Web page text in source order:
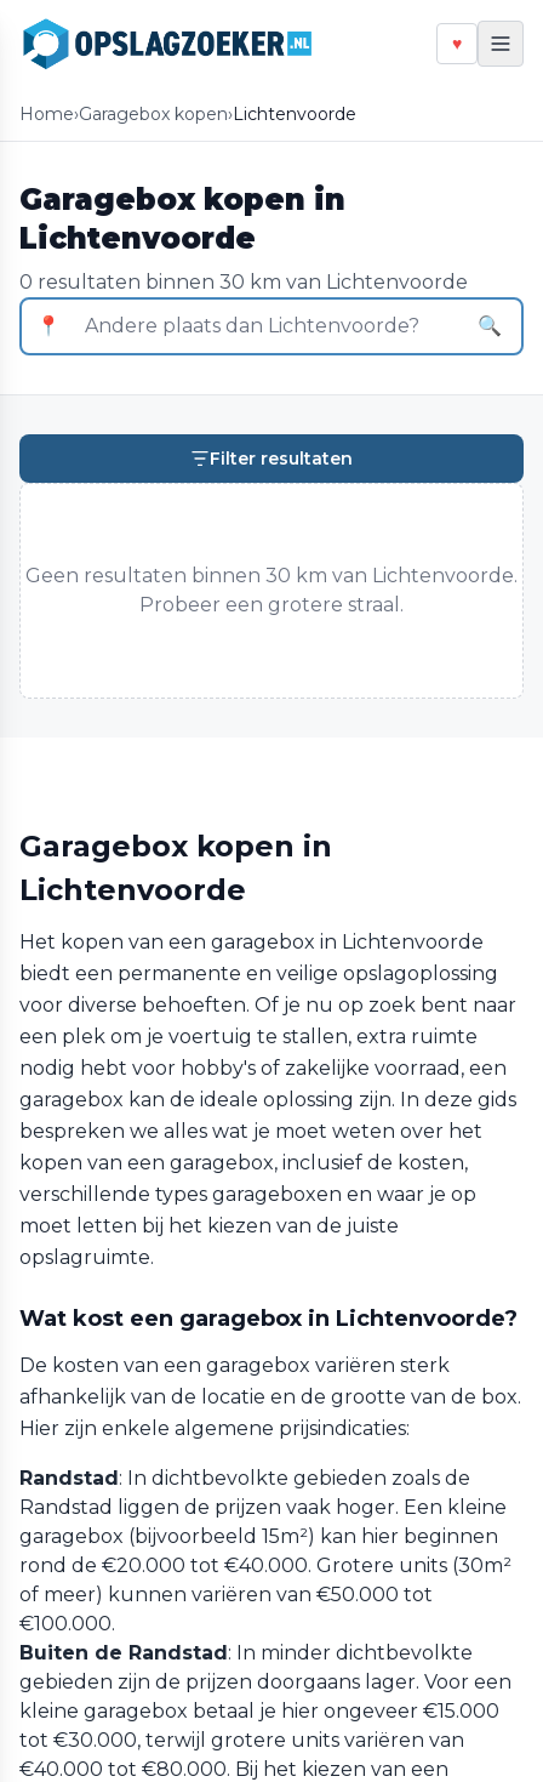
♥
Home›Garagebox kopen›Lichtenvoorde
Garagebox kopen in
Lichtenvoorde
0 resultaten binnen 30 km van Lichtenvoorde
📍
🔍
Filter resultaten
Geen resultaten binnen 30 km van Lichtenvoorde.
Probeer een grotere straal.
Garagebox kopen in
Lichtenvoorde
Het kopen van een garagebox in Lichtenvoorde
biedt een permanente en veilige opslagoplossing
voor diverse behoeften. Of je nu op zoek bent naar
een plek om je voertuig te stallen, extra ruimte
nodig hebt voor hobby's of zakelijke voorraad, een
garagebox kan de ideale oplossing zijn. In deze gids
bespreken we alles wat je moet weten over het
kopen van een garagebox, inclusief de kosten,
verschillende types garageboxen en waar je op
moet letten bij het kiezen van de juiste
opslagruimte.
Wat kost een garagebox in Lichtenvoorde?
De kosten van een garagebox variëren sterk
afhankelijk van de locatie en de grootte van de box.
Hier zijn enkele algemene prijsindicaties:
Randstad: In dichtbevolkte gebieden zoals de
Randstad liggen de prijzen vaak hoger. Een kleine
garagebox (bijvoorbeeld 15m²) kan hier beginnen
rond de €20.000 tot €40.000. Grotere units (30m²
of meer) kunnen variëren van €50.000 tot
€100.000.
Buiten de Randstad: In minder dichtbevolkte
gebieden zijn de prijzen doorgaans lager. Voor een
kleine garagebox betaal je hier ongeveer €15.000
tot €30.000, terwijl grotere units variëren van
€40.000 tot €80.000. Bij het kiezen van een